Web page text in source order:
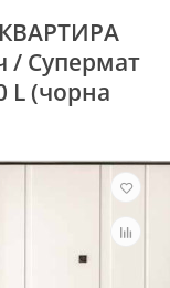
КВАРТИРА
/ Супермат
L (чорна